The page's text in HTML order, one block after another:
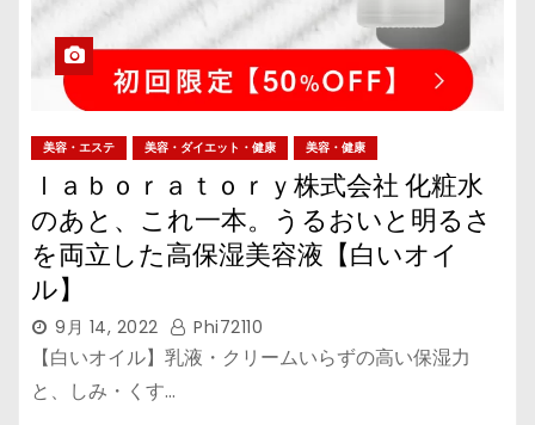
美容・エステ 美容・ダイエット・健康 美容・健康
ｌａｂｏｒａｔｏｒｙ株式会社 化粧水
のあと、これ一本。うるおいと明るさ
を両立した高保湿美容液【白いオイ
ル】
9月 14, 2022 Phi72110
【白いオイル】乳液・クリームいらずの高い保湿力
と、しみ・くす…